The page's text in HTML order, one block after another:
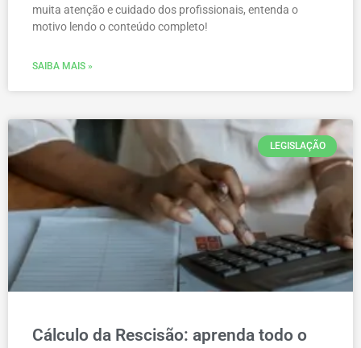
muita atenção e cuidado dos profissionais, entenda o
motivo lendo o conteúdo completo!
SAIBA MAIS »
LEGISLAÇÃO
Cálculo da Rescisão: aprenda todo o